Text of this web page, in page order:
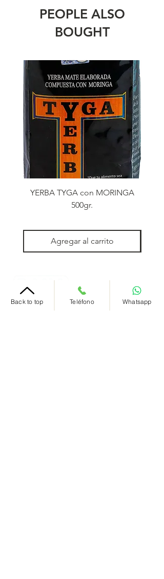
PEOPLE ALSO
BOUGHT
YERBA TYGA con MORINGA
500gr.
Agregar al carrito
MAYORISTAS
DE
MAYORISTAS
Back to top Teléfono Whatsapp